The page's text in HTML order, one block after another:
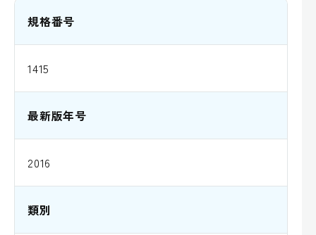
規格番号
1415
最新版年号
2016
類別